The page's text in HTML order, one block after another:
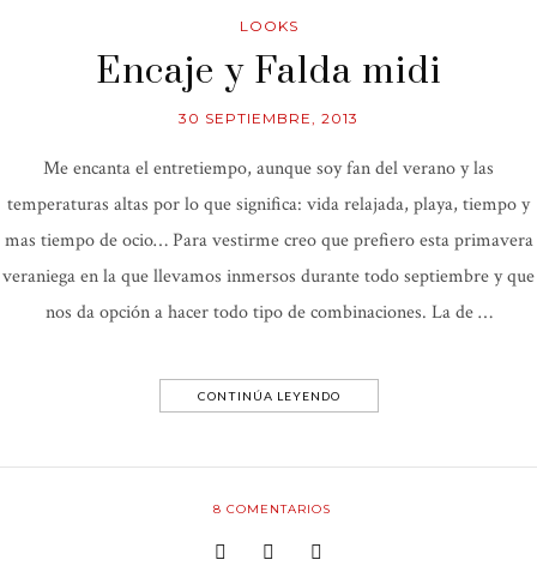
LOOKS
Encaje y Falda midi
30 SEPTIEMBRE, 2013
Me encanta el entretiempo, aunque soy fan del verano y las
temperaturas altas por lo que significa: vida relajada, playa, tiempo y
mas tiempo de ocio… Para vestirme creo que prefiero esta primavera
veraniega en la que llevamos inmersos durante todo septiembre y que
nos da opción a hacer todo tipo de combinaciones. La de …
CONTINÚA LEYENDO
8 COMENTARIOS